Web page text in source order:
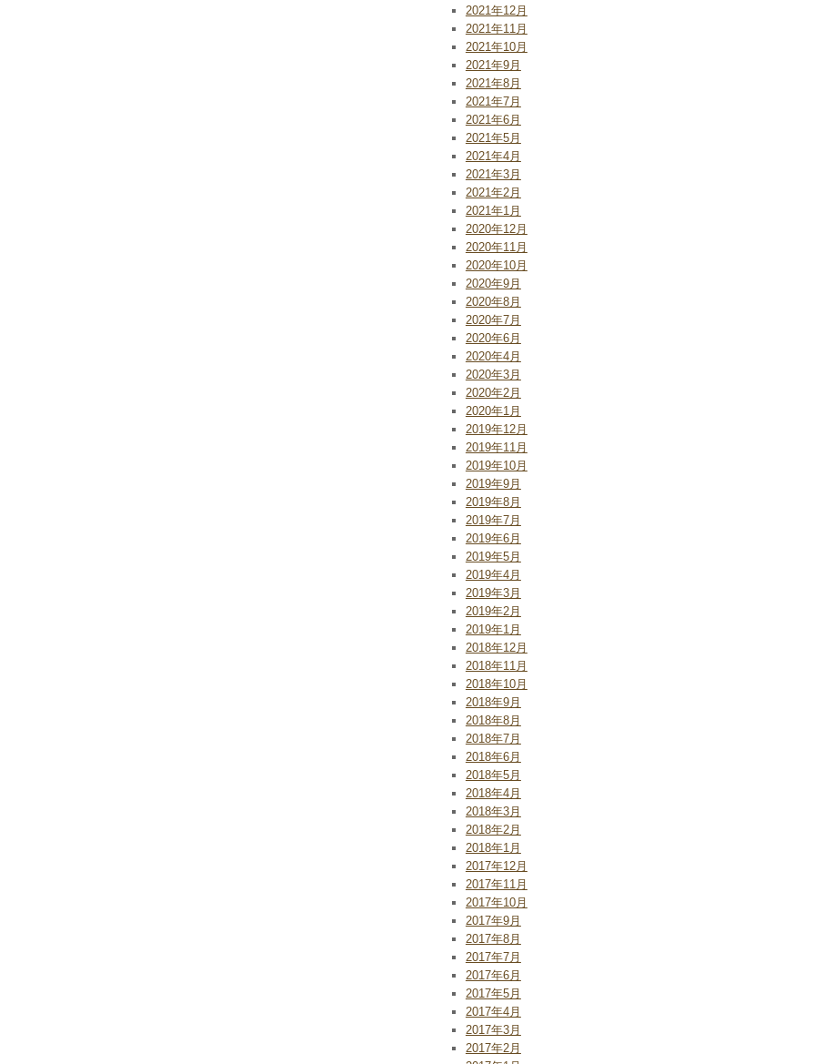
2021年12月
2021年11月
2021年10月
2021年9月
2021年8月
2021年7月
2021年6月
2021年5月
2021年4月
2021年3月
2021年2月
2021年1月
2020年12月
2020年11月
2020年10月
2020年9月
2020年8月
2020年7月
2020年6月
2020年4月
2020年3月
2020年2月
2020年1月
2019年12月
2019年11月
2019年10月
2019年9月
2019年8月
2019年7月
2019年6月
2019年5月
2019年4月
2019年3月
2019年2月
2019年1月
2018年12月
2018年11月
2018年10月
2018年9月
2018年8月
2018年7月
2018年6月
2018年5月
2018年4月
2018年3月
2018年2月
2018年1月
2017年12月
2017年11月
2017年10月
2017年9月
2017年8月
2017年7月
2017年6月
2017年5月
2017年4月
2017年3月
2017年2月